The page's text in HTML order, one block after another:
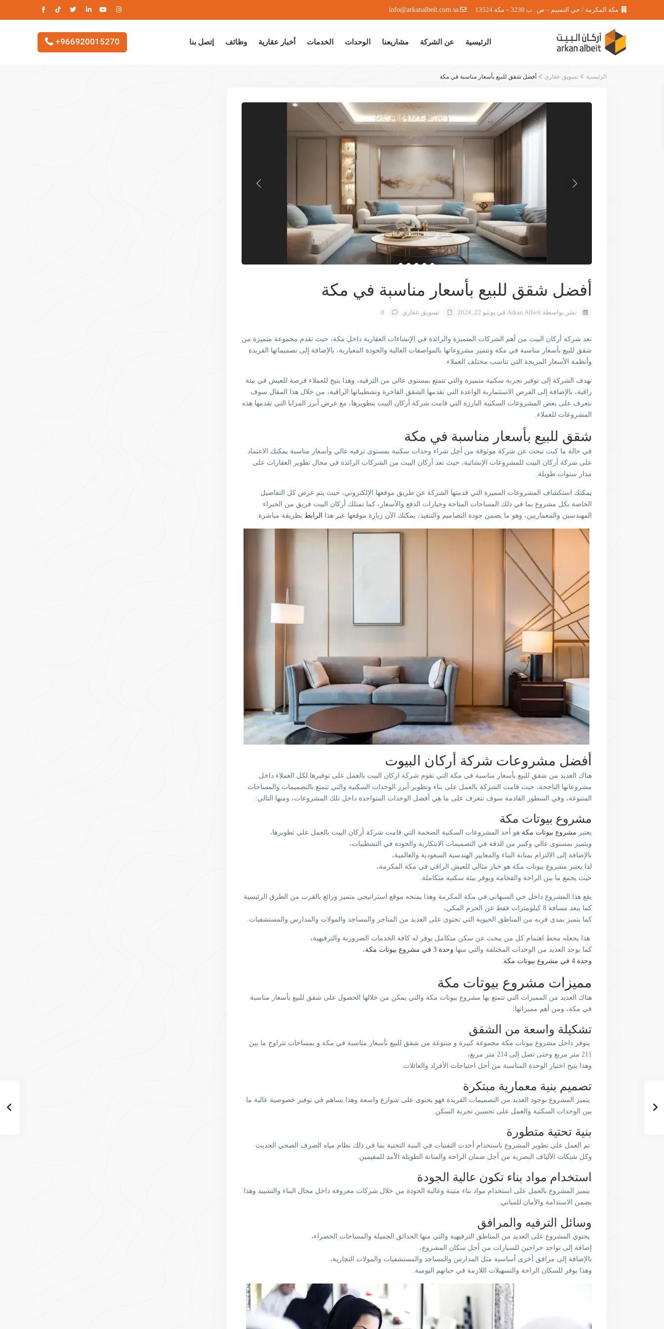
info@arkanalbeit.com.sa مكة المكرمة / حي النسيم – ص . ب 3230 – مكة 13524
الرئيسية عن الشركة مشاريعنا الوحدات الخدمات أخبار عقارية وظائف إتصل بنا +966920015270
الرئيسية تسويق عقاري أفضل شقق للبيع بأسعار مناسبة في مكة
شقق للبيع بأسعار مناسبة
أفضل شقق للبيع بأسعار مناسبة في مكة
نشر بواسطة Arkan Albeit في يونيو 22, 2024 تسويق عقاري
تعد شركة أركان البيت من أهم الشركات المتميزة والرائدة في الإنشاءات العقارية داخل مكة، حيث تقدم مجموعة متميزة من
شقق للبيع بأسعار مناسبة في مكة وتتميز مشروعاتها بالمواصفات العالية والجودة المعيارية، بالإضافة إلى تصميماتها الفريدة
وأنظمة الأسعار المريحة التي تناسب مختلف العملاء.
تهدف الشركة إلى توفير تجربة سكنية متميزة والتي تتمتع بمستوى عالي من الترفيه، وهذا يتيح للعملاء فرصة للعيش في بيئة
راقية، بالإضافة إلى الفرص الاستثمارية الواعدة التي تقدمها الشقق الفاخرة وتشطيباتها الراقية، من خلال هذا المقال سوف
نتعرف على بعض المشروعات السكنية البارزة التي قامت شركة أركان البيت بتطويرها، مع عرض أبرز المزايا التي تقدمها هذه
المشروعات للعملاء.
شقق للبيع بأسعار مناسبة في مكة
في حالة ما كنت تبحث عن شركة موثوقة من أجل شراء وحدات سكنية بمستوى ترفيه عالي وأسعار مناسبة يمكنك الاعتماد
على شركة أركان البيت للمشروعات الإنشائية، حيث تعد أركان البيت من الشركات الرائدة في مجال تطوير العقارات على
مدار سنوات طويلة.
يمكنك استكشاف المشروعات المميزة التي قدمتها الشركة عن طريق موقعها الإلكتروني، حيث يتم عرض كل التفاصيل
الخاصة بكل مشروع بما في ذلك المساحات المتاحة وخيارات الدفع والأسعار، كما تمتلك أركان البيت فريق من الخبراء
المهندسين والمعماريين، وهو ما يضمن جودة التصاميم والتنفيذ، يمكنك الآن زيارة موقعها عبر هذا
الرابط بطريقة مباشرة.
أفضل مشروعات شركة أركان البيوت
هناك العديد من شقق للبيع بأسعار مناسبة في مكة التي تقوم شركة اركان البيت بالعمل على توفيرها لكل العملاء داخل
مشروعاتها الناجحة، حيث قامت الشركة بالعمل على بناء وتطوير أبرز الوحدات السكنية والتي تتمتع بالتصميمات والمساحات
المتنوعة، وفي السطور القادمة سوف نتعرف على ما هي أفضل الوحدات المتواجدة داخل تلك المشروعات، ومنها التالي:
مشروع بيوتات مكة
يعتبر مشروع بيوتات مكة هو أحد المشروعات السكنية الضخمة التي قامت شركة أركان البيت بالعمل على تطويرها،
ويتميز بمستوى عالي وكبير من الدقة في التصميمات الابتكارية والجودة في التشطيبات،
بالإضافة إلى الالتزام بمتانة البناء والمعايير الهندسية السعودية والعالمية،
لذا يعتبر مشروع بيوتات مكة هو خيار مثالي للعيش الراقي في مكة المكرمة،
حيث يجمع ما بين الراحة والفخامة ويوفر بيئة سكنية متكاملة.
يقع هذا المشروع داخل حي السبهاني في مكة المكرمة وهذا يمنحه موقع استراتيجي متميز ورائع بالقرب من الطرق الرئيسية
كما يبعد مسافة 8 كيلومترات فقط عن الحرم المكي،
كما يتميز بمدى قربه من المناطق الحيوية التي تحتوى على العديد من المتاجر والمساجد والمولات والمدارس والمستشفيات.
هذا يجعله محط اهتمام كل من يبحث عن سكن متكامل يوفر له كافة الخدمات الضرورية والترفيهية،
كما يوجد العديد من الوحدات المختلفة والتي منها وحدة 3 في مشروع بيوتات مكة
،
وحدة 4 في مشروع بيوتات مكة
.
مميزات مشروع بيوتات مكة
هناك العديد من المميزات التي تتمتع بها مشروع بيوتات مكة والتي يمكن من خلالها الحصول على شقق للبيع بأسعار مناسبة
في مكة، ومن أهم مميزاتها:
تشكيلة واسعة من الشقق
يتوفر داخل مشروع بيوتات مكة مجموعة كبيرة و متنوعة من شقق للبيع بأسعار مناسبة في مكة و بمساحات تتراوح ما بين
211 متر مربع وحتى تصل إلى 214 متر مربع،
وهذا يتيح اختيار الوحدة المناسبة من أجل احتياجات الأفراد والعائلات.
تصميم بنية معمارية مبتكرة
يتميز المشروع بوجود العديد من التصميمات الفريدة فهو يحتوى على شوارع واسعة وهذا يساهم في توفير خصوصية عالية ما
بين الوحدات السكنية والعمل على تحسين تجربة السكن.
بنية تحتية متطورة
تم العمل على تطوير المشروع باستخدام أحدث التقنيات في البنية التحتية بما في ذلك نظام مياه الصرف الصحي الحديث
وكل شبكات الألياف البصرية من أجل ضمان الراحة والمتانة الطويلة الأمد للمقيمين.
استخدام مواد بناء تكون عالية الجودة
يتميز المشروع بالعمل على استخدام مواد بناء متينة وعالية الجودة من خلال شركات معروفة داخل مجال البناء والتشييد وهذا
يضمن الاستدامة والأمان للمباني.
وسائل الترفيه والمرافق
يحتوي المشروع على العديد من المناطق الترفيهية والتي منها الحدائق الجميلة والمساحات الخضراء،
إضافة إلى تواجد جراجين للسيارات من أجل سكان المشروع،
بالإضافة إلى مرافق أخرى أساسية مثل المدارس والمساجد والمستشفيات والمولات التجارية،
وهذا يوفر للسكان الراحة والتسهيلات اللازمة في حياتهم اليومية.